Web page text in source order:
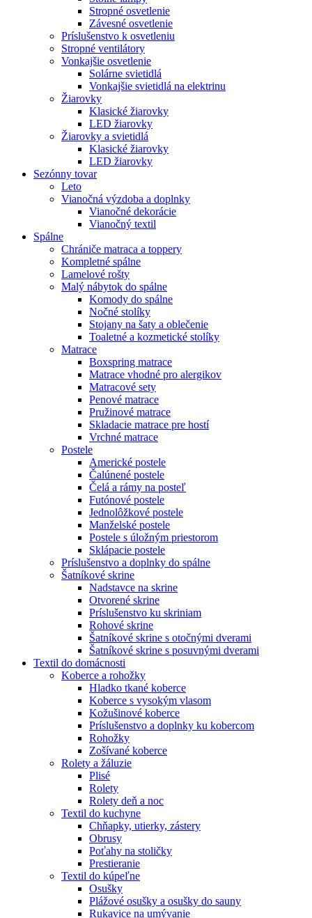
Stropné osvetlenie
Závesné osvetlenie
Príslušenstvo k osvetleniu
Stropné ventilátory
Vonkajšie osvetlenie
Solárne svietidlá
Vonkajšie svietidlá na elektrinu
Žiarovky
Klasické žiarovky
LED žiarovky
Žiarovky a svietidlá
Klasické žiarovky
LED žiarovky
Sezónny tovar
Leto
Vianočná výzdoba a doplnky
Vianočné dekorácie
Vianočný textil
Spálne
Chrániče matraca a toppery
Kompletné spálne
Lamelové rošty
Malý nábytok do spálne
Komody do spálne
Nočné stolíky
Stojany na šaty a oblečenie
Toaletné a kozmetické stolíky
Matrace
Boxspring matrace
Matrace vhodné pro alergikov
Matracové sety
Penové matrace
Pružinové matrace
Skladacie matrace pre hostí
Vrchné matrace
Postele
Americké postele
Čalúnené postele
Čelá a rámy na posteľ
Futónové postele
Jednolôžkové postele
Manželské postele
Postele s úložným priestorom
Sklápacie postele
Príslušenstvo a doplnky do spálne
Šatníkové skrine
Nadstavce na skrine
Otvorené skrine
Príslušenstvo ku skriniam
Rohové skrine
Šatníkové skrine s otočnými dverami
Šatníkové skrine s posuvnými dverami
Textil do domácnosti
Koberce a rohožky
Hladko tkané koberce
Koberce s vysokým vlasom
Kožušinové koberce
Príslušenstvo a doplnky ku kobercom
Rohožky
Zošívané koberce
Rolety a žáluzie
Plisé
Rolety
Rolety deň a noc
Textil do kuchyne
Chňapky, utierky, zástery
Obrusy
Poťahy na stoličky
Prestieranie
Textil do kúpeľne
Osušky
Plážové osušky a osušky do sauny
Rukavice na umývanie